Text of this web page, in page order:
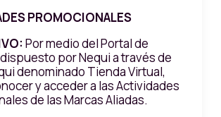
PROMOCIONALES
Por medio del Portal de
por Nequi a través de
denominado Tienda Virtual,
y acceder a las Actividades
de las Marcas Aliadas.